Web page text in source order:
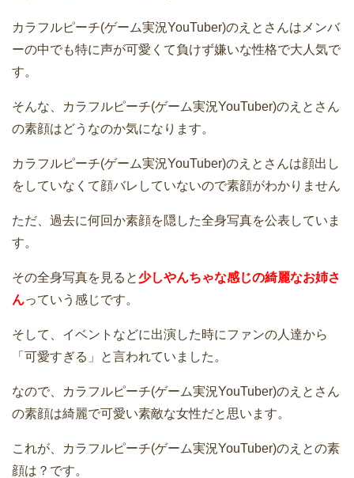
カラフルピーチ(ゲーム実況YouTuber)のえとさんはメンバ
ーの中でも特に声が可愛くて負けず嫌いな性格で大人気で
す。
そんな、カラフルピーチ(ゲーム実況YouTuber)のえとさん
の素顔はどうなのか気になります。
カラフルピーチ(ゲーム実況YouTuber)のえとさんは顔出し
をしていなくて顔バレしていないので素顔がわかりません
ただ、過去に何回か素顔を隠した全身写真を公表していま
す。
その全身写真を見ると少しやんちゃな感じの綺麗なお姉さ
んっていう感じです。
そして、イベントなどに出演した時にファンの人達から
「可愛すぎる」と言われていました。
なので、カラフルピーチ(ゲーム実況YouTuber)のえとさん
の素顔は綺麗で可愛い素敵な女性だと思います。
これが、カラフルピーチ(ゲーム実況YouTuber)のえとの素
顔は？です。